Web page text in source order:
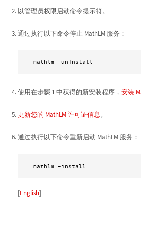
以管理员权限启动命令提示符。
通过执行以下命令停止 MathLM 服务：
mathlm -uninstall
使用在步骤 1 中获得的新安装程序， 安装
更新您的 MathLM 许可证信息。
通过执行以下命令重新启动 MathLM 服务：
mathlm -install
[English]